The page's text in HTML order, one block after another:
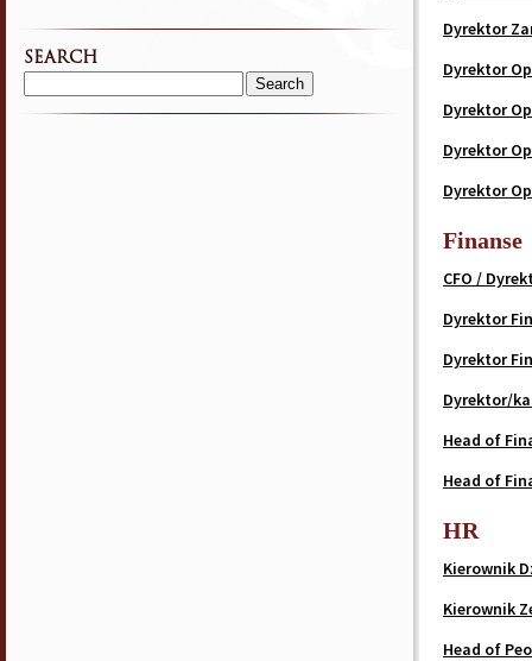
Dyrektor
Dyrektor
Dyrektor
Dyrektor
Dyrektor
Finanse
CFO /
Dyrektor
Dyrektor
Dyrektor/
Head of
Head of
HR
Kierownik
Kierownik
Head of
SEARCH
Search
for: